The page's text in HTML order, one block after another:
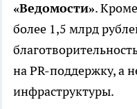
«Ведомости».
более 1,5 млрд
на PR-поддержку, а
инфраструктуры.